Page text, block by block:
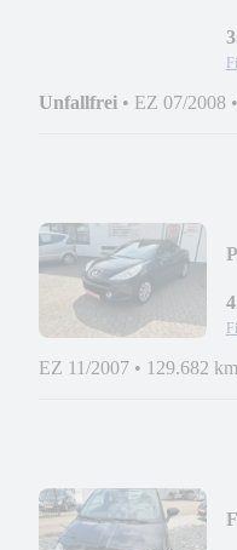
Unfallfrei • EZ 07/2008 •
EZ 11/2007 • 129.682 km